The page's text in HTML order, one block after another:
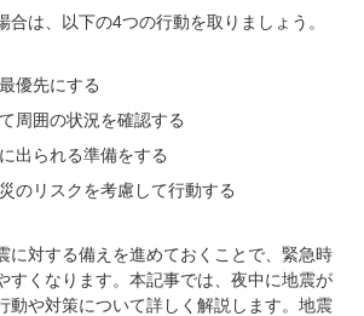
合は、以下の4つの行動を取りましょう。
優先にする
周囲の状況を確認する
出られる準備をする
のリスクを考慮して行動する
に対する備えを進めておくことで、緊急時
すくなります。本記事では、夜中に地震が
動や対策について詳しく解説します。地震